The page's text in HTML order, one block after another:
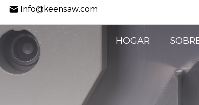
Info@keensaw.com
HOGAR